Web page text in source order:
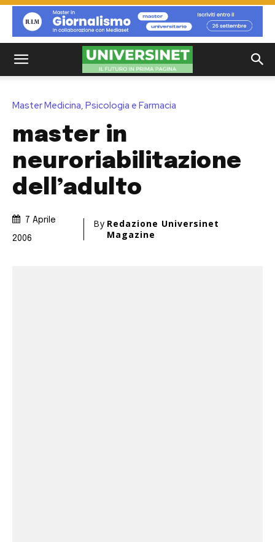
Master Medicina, Psicologia e Farmacia
master in
neuroriabilitazione
dell’adulto
7 Aprile
2006
By Redazione Universinet
Magazine